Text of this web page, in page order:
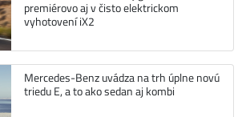
premiérovo aj v čisto elektrickom
vyhotovení iX2
Mercedes-Benz uvádza na trh úplne novú
triedu E, a to ako sedan aj kombi